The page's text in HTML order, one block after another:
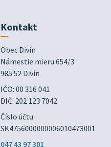
Kontakt
Obec Divín
Námestie mieru 654/3
985 52 Divín
IČO: 00 316 041
DIČ: 202 123 7042
Číslo účtu:
SK4756000000006010473001
047 43 97 301